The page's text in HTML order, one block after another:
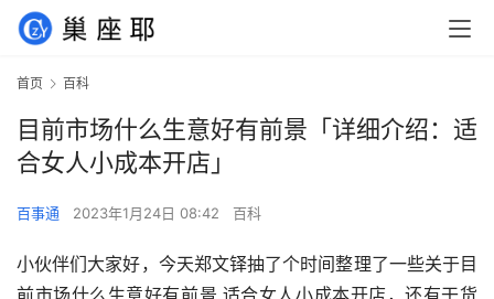
首页 百科
目前市场什么生意好有前景「详细介绍：适
合女人小成本开店」
百事通 2023年1月24日 08:42 百科
小伙伴们大家好，今天郑文铎抽了个时间整理了一些关于目